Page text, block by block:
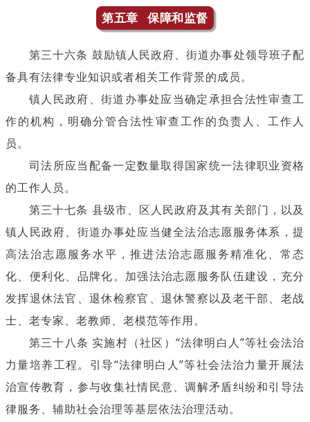
第五章 保障和监督
第三十六条 鼓励镇人民政府、街道办事处领导班子配
备具有法律专业知识或者相关工作背景的成员。
镇人民政府、街道办事处应当确定承担合法性审查工
作的机构，明确分管合法性审查工作的负责人、工作人
员。
司法所应当配备一定数量取得国家统一法律职业资格
的工作人员。
第三十七条 县级市、区人民政府及其有关部门，以及
镇人民政府、街道办事处应当健全法治志愿服务体系，提
高法治志愿服务水平，推进法治志愿服务精准化、常态
化、便利化、品牌化。加强法治志愿服务队伍建设，充分
发挥退休法官、退休检察官、退休警察以及老干部、老战
士、老专家、老教师、老模范等作用。
第三十八条 实施村（社区）“法律明白人”等社会法治
力量培养工程。引导“法律明白人”等社会法治力量开展法
治宣传教育，参与收集社情民意、调解矛盾纠纷和引导法
律服务、辅助社会治理等基层依法治理活动。